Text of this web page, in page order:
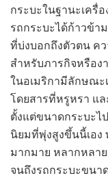
กระบะในฐานะเครื่
รถกระบะได้ก้าวข้า
ที่บ่งบอกถึงตัวตน ค
สำหรับภารกิจหรือง
ในอเมริกามีลักษณะ
โดยสารที่หรูหรา แ
ตั้งแต่ขนาดกระบะไ
นิยมที่พุ่งสูงขึ้นนี้เอง
มากมาย หลากหลา
จนถึงรถกระบะขนา